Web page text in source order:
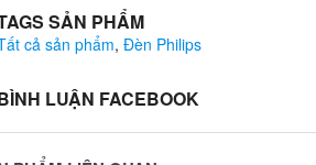
SẢN PHẨM
cả sản phẩm,Đèn Philips
LUẬN FACEBOOK